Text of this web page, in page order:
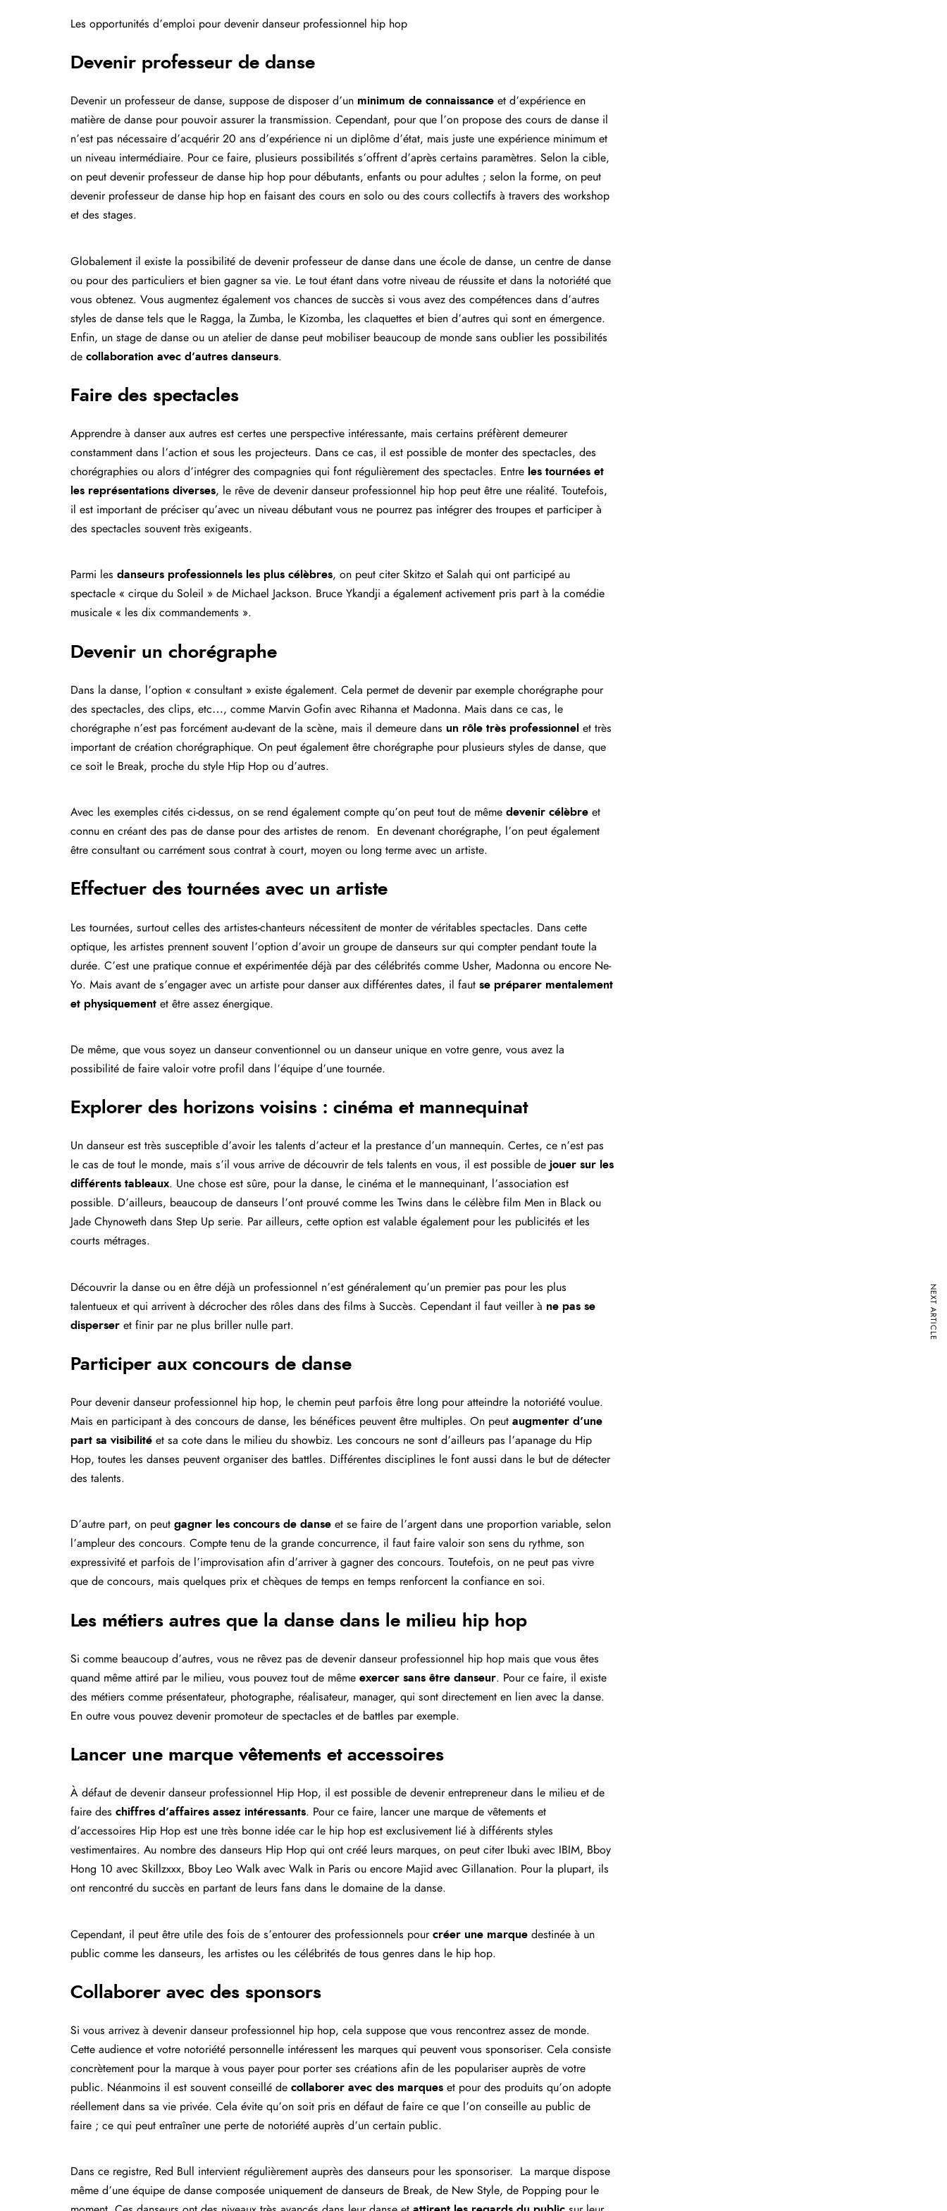
Les opportunités d’emploi pour devenir danseur professionnel hip hop
Devenir professeur de danse
Devenir un professeur de danse, suppose de disposer d’un minimum de connaissance et d’expérience en
matière de danse pour pouvoir assurer la transmission. Cependant, pour que l’on propose des cours de danse il
n’est pas nécessaire d’acquérir 20 ans d’expérience ni un diplôme d’état, mais juste une expérience minimum et
un niveau intermédiaire. Pour ce faire, plusieurs possibilités s’offrent d’après certains paramètres. Selon la cible,
on peut devenir professeur de danse hip hop pour débutants, enfants ou pour adultes ; selon la forme, on peut
devenir professeur de danse hip hop en faisant des cours en solo ou des cours collectifs à travers des workshop
et des stages.
Globalement il existe la possibilité de devenir professeur de danse dans une école de danse, un centre de danse
ou pour des particuliers et bien gagner sa vie. Le tout étant dans votre niveau de réussite et dans la notoriété que
vous obtenez. Vous augmentez également vos chances de succès si vous avez des compétences dans d’autres
styles de danse tels que le Ragga, la Zumba, le Kizomba, les claquettes et bien d’autres qui sont en émergence.
Enfin, un stage de danse ou un atelier de danse peut mobiliser beaucoup de monde sans oublier les possibilités
de collaboration avec d’autres danseurs.
Faire des spectacles
Apprendre à danser aux autres est certes une perspective intéressante, mais certains préfèrent demeurer
constamment dans l’action et sous les projecteurs. Dans ce cas, il est possible de monter des spectacles, des
chorégraphies ou alors d’intégrer des compagnies qui font régulièrement des spectacles. Entre les tournées et
les représentations diverses, le rêve de devenir danseur professionnel hip hop peut être une réalité. Toutefois,
il est important de préciser qu’avec un niveau débutant vous ne pourrez pas intégrer des troupes et participer à
des spectacles souvent très exigeants.
Parmi les danseurs professionnels les plus célèbres, on peut citer Skitzo et Salah qui ont participé au
spectacle « cirque du Soleil » de Michael Jackson. Bruce Ykandji a également activement pris part à la comédie
musicale « les dix commandements ».
Devenir un chorégraphe
Dans la danse, l’option « consultant » existe également. Cela permet de devenir par exemple chorégraphe pour
des spectacles, des clips, etc…, comme Marvin Gofin avec Rihanna et Madonna. Mais dans ce cas, le
chorégraphe n’est pas forcément au-devant de la scène, mais il demeure dans un rôle très professionnel et très
important de création chorégraphique. On peut également être chorégraphe pour plusieurs styles de danse, que
ce soit le Break, proche du style Hip Hop ou d’autres.
Avec les exemples cités ci-dessus, on se rend également compte qu’on peut tout de même devenir célèbre et
connu en créant des pas de danse pour des artistes de renom.
En devenant chorégraphe, l’on peut également
être consultant ou carrément sous contrat à court, moyen ou long terme avec un artiste.
Effectuer des tournées avec un artiste
Les tournées, surtout celles des artistes-chanteurs nécessitent de monter de véritables spectacles. Dans cette
optique, les artistes prennent souvent l’option d’avoir un groupe de danseurs sur qui compter pendant toute la
durée. C’est une pratique connue et expérimentée déjà par des célébrités comme Usher, Madonna ou encore Ne-
Yo. Mais avant de s’engager avec un artiste pour danser aux différentes dates, il faut se préparer mentalement
et physiquement et être assez énergique.
De même, que vous soyez un danseur conventionnel ou un danseur unique en votre genre, vous avez la
possibilité de faire valoir votre profil dans l’équipe d’une tournée.
Explorer des horizons voisins : cinéma et mannequinat
Un danseur est très susceptible d’avoir les talents d’acteur et la prestance d’un mannequin. Certes, ce n’est pas
le cas de tout le monde, mais s’il vous arrive de découvrir de tels talents en vous, il est possible de jouer sur les
différents tableaux. Une chose est sûre, pour la danse, le cinéma et le mannequinant, l’association est
possible. D’ailleurs, beaucoup de danseurs l’ont prouvé comme les Twins dans le célèbre film Men in Black ou
Jade Chynoweth dans Step Up serie. Par ailleurs, cette option est valable également pour les publicités et les
courts métrages.
Découvrir la danse ou en être déjà un professionnel n’est généralement qu’un premier pas pour les plus
talentueux et qui arrivent à décrocher des rôles dans des films à Succès. Cependant il faut veiller à ne pas se
disperser et finir par ne plus briller nulle part.
Participer aux concours de danse
Pour devenir danseur professionnel hip hop, le chemin peut parfois être long pour atteindre la notoriété voulue.
Mais en participant à des concours de danse, les bénéfices peuvent être multiples. On peut augmenter d’une
part sa visibilité et sa cote dans le milieu du showbiz. Les concours ne sont d’ailleurs pas l’apanage du Hip
Hop, toutes les danses peuvent organiser des battles. Différentes disciplines le font aussi dans le but de détecter
des talents.
D’autre part, on peut gagner les concours de danse et se faire de l’argent dans une proportion variable, selon
l’ampleur des concours. Compte tenu de la grande concurrence, il faut faire valoir son sens du rythme, son
expressivité et parfois de l’improvisation afin d’arriver à gagner des concours. Toutefois, on ne peut pas vivre
que de concours, mais quelques prix et chèques de temps en temps renforcent la confiance en soi.
Les métiers autres que la danse dans le milieu hip hop
Si comme beaucoup d’autres, vous ne rêvez pas de devenir danseur professionnel hip hop mais que vous êtes
quand même attiré par le milieu, vous pouvez tout de même exercer sans être danseur. Pour ce faire, il existe
des métiers comme présentateur, photographe, réalisateur, manager, qui sont directement en lien avec la danse.
En outre vous pouvez devenir promoteur de spectacles et de battles par exemple.
Lancer une marque vêtements et accessoires
À défaut de devenir danseur professionnel Hip Hop, il est possible de devenir entrepreneur dans le milieu et de
faire des chiffres d’affaires assez intéressants. Pour ce faire, lancer une marque de vêtements et
d’accessoires Hip Hop est une très bonne idée car le hip hop est exclusivement lié à différents styles
vestimentaires. Au nombre des danseurs Hip Hop qui ont créé leurs marques, on peut citer Ibuki avec IBIM, Bboy
Hong 10 avec Skillzxxx, Bboy Leo Walk avec Walk in Paris ou encore Majid avec Gillanation. Pour la plupart, ils
ont rencontré du succès en partant de leurs fans dans le domaine de la danse.
Cependant, il peut être utile des fois de s’entourer des professionnels pour créer une marque destinée à un
public comme les danseurs, les artistes ou les célébrités de tous genres dans le hip hop.
Collaborer avec des sponsors
Si vous arrivez à devenir danseur professionnel hip hop, cela suppose que vous rencontrez assez de monde.
Cette audience et votre notoriété personnelle intéressent les marques qui peuvent vous sponsoriser. Cela consiste
concrètement pour la marque à vous payer pour porter ses créations afin de les populariser auprès de votre
public. Néanmoins il est souvent conseillé de collaborer avec des marques et pour des produits qu’on adopte
réellement dans sa vie privée. Cela évite qu’on soit pris en défaut de faire ce que l’on conseille au public de
faire ; ce qui peut entraîner une perte de notoriété auprès d’un certain public.
Dans ce registre, Red Bull intervient régulièrement auprès des danseurs pour les sponsoriser.
La marque dispose
même d’une équipe de danse composée uniquement de danseurs de Break, de New Style, de Popping pour le
NEXT ARTICLE